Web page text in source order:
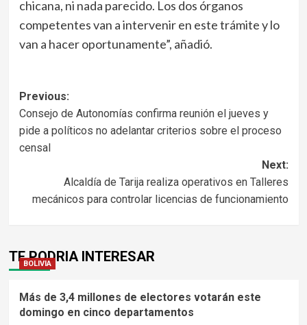
chicana, ni nada parecido. Los dos órganos
competentes van a intervenir en este trámite y lo
van a hacer oportunamente”, añadió.
Navegación
de
entradas
Previous:
Consejo de Autonomías confirma reunión el jueves y
pide a políticos no adelantar criterios sobre el proceso
censal
Next:
Alcaldía de Tarija realiza operativos en Talleres
mecánicos para controlar licencias de funcionamiento
TE PODRIA INTERESAR
BOLIVIA
Más de 3,4 millones de electores votarán este
domingo en cinco departamentos